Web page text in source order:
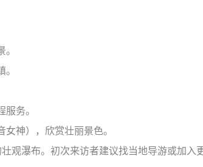
服务。
神），欣赏壮丽景色。
观瀑布。初次来访者建议找当地导游或加入